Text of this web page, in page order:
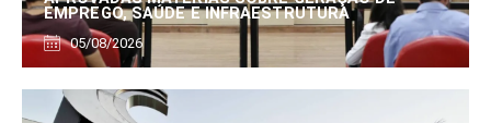
EMPREGO, SAÚDE E INFRAESTRUTURA
05/08/2026